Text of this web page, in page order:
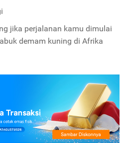
jika perjalanan kamu dimulai
demam kuning di Afrika